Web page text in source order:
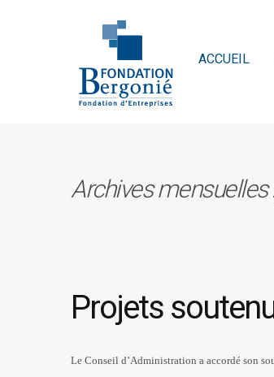
ACCUEIL
Archives mensuelles
Projets
Le Conseil d’Administration a accordé son